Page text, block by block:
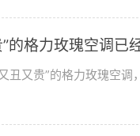
的格力玫瑰空调已
丑又贵”的格力玫瑰空调